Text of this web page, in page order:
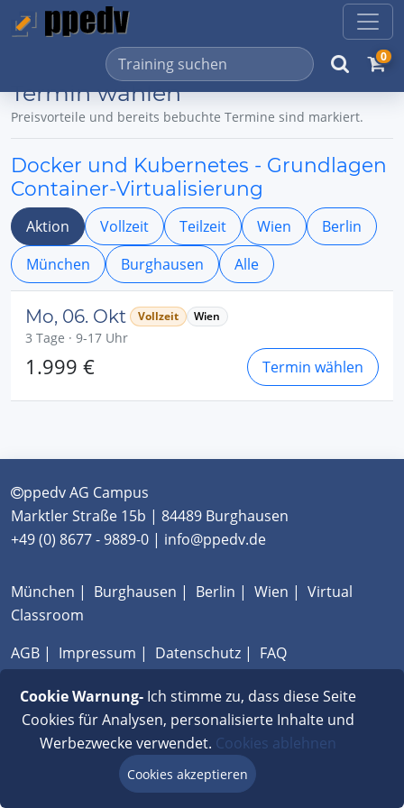
0
Termin wählen
Preisvorteile und bereits bebuchte Termine sind markiert.
Docker und Kubernetes - Grundlagen
Container-Virtualisierung
Aktion Vollzeit Teilzeit Wien
Berlin
München
Burghausen Alle
Mo, 06. Okt Vollzeit Wien
3 Tage · 9-17 Uhr
1.999 € Termin wählen
ppedv AG Campus
Marktler Straße 15b | 84489 Burghausen
+49 (0) 8677 - 9889-0 | info@ppedv.de
München | Burghausen | Berlin | Wien | Virtual
Classroom
AGB | Impressum | Datenschutz | FAQ
Cookie Warnung-Ich stimme zu, dass diese Seite
Cookies für Analysen, personalisierte Inhalte und
Werbezwecke verwendet. Cookies ablehnen
Cookies akzeptieren